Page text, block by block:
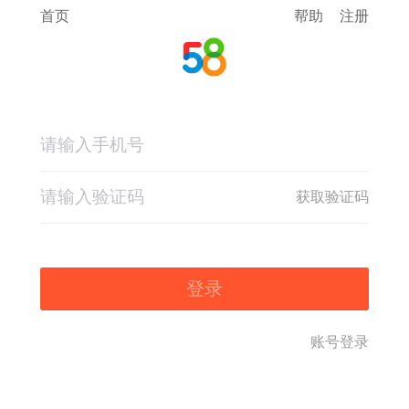
首页 帮助 注册
获取验证码
登录
账号登录